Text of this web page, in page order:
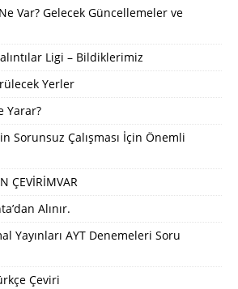
Var? Gelecek Güncellemeler ve
Ligi – Bildiklerimiz
Yerler
Yarar?
Sorunsuz Çalışması İçin Önemli
ÇEVİRİMVAR
Alınır.
Yayınları AYT Denemeleri Soru
Çeviri